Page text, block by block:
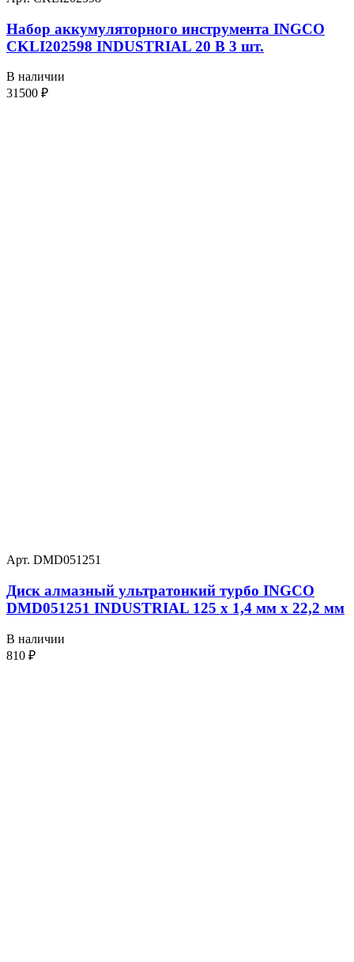
Набор аккумуляторного инструмента INGCO
CKLI202598 INDUSTRIAL 20 В 3 шт.
В наличии
31500 ₽
Арт. DMD051251
Диск алмазный ультратонкий турбо INGCO
DMD051251 INDUSTRIAL 125 х 1,4 мм x 22,2 мм
В наличии
810 ₽